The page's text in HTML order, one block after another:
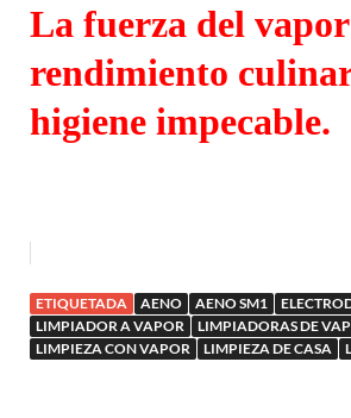
La fuerza del
rendimiento
higiene impecable.
ETIQUETADA AENO AENO SM1
LIMPIADOR A VAPOR
LIMPIADORAS DE
LIMPIEZA CON VAPOR
LIMPIEZA DE CASA